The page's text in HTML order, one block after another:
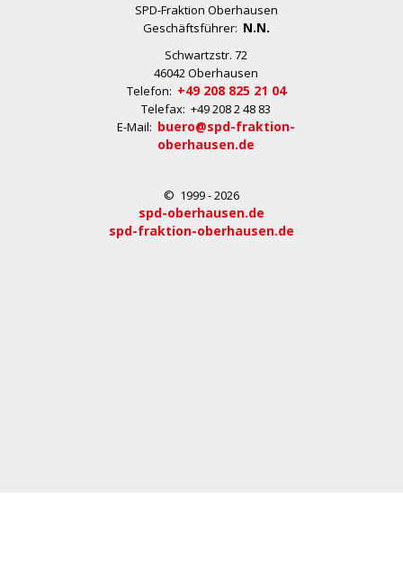
SPD-Fraktion Oberhausen
Geschäftsführer: N.N.
Schwartzstr. 72
46042 Oberhausen
Telefon: +49 208 825 21 04
Telefax: +49 208 2 48 83
E-Mail: buero@spd-fraktion-
oberhausen.de
© 1999 - 2026
spd-oberhausen.de
spd-fraktion-oberhausen.de